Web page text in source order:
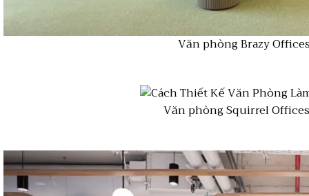
Văn phòng Brazy
Văn phòng Squirrel